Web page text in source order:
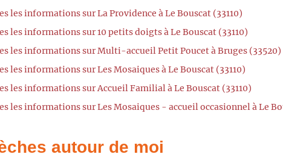
les informations sur La Providence à Le Bouscat (33110)
les informations sur 10 petits doigts à Le Bouscat (33110)
les informations sur Multi-accueil Petit Poucet à Bruges (33520)
les informations sur Les Mosaiques à Le Bouscat (33110)
les informations sur Accueil Familial à Le Bouscat (33110)
les informations sur Les Mosaiques - accueil occasionnel à Le
autour de moi